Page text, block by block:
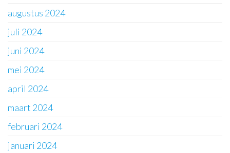
augustus 2024
juli 2024
juni 2024
mei 2024
april 2024
maart 2024
februari 2024
januari 2024